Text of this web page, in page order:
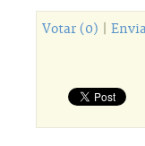
Votar (0)